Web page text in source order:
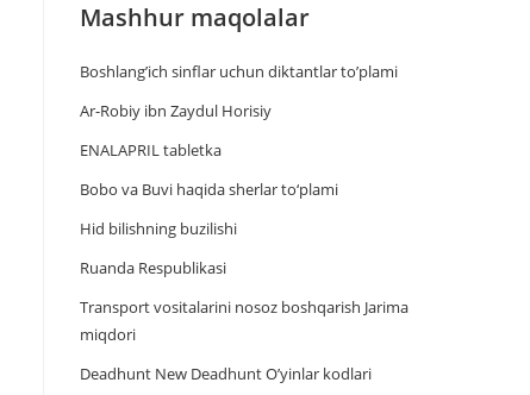
Mashhur maqolalar
Boshlang’ich sinflar uchun diktantlar to’plami
Ar-Robiy ibn Zaydul Horisiy
ENALAPRIL tabletka
Bobo va Buvi haqida sherlar to‘plami
Hid bilishning buzilishi
Ruanda Respublikasi
Trаnsport vositаlаrini nosoz boshqаrish Jаrimа
miqdori
Deadhunt New Deadhunt O’yinlar kodlari